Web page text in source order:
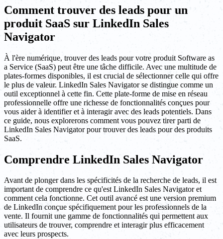
Comment trouver des leads pour un
produit SaaS sur LinkedIn Sales
Navigator
À l'ère numérique, trouver des leads pour votre produit Software as
a Service (SaaS) peut être une tâche difficile. Avec une multitude de
plates-formes disponibles, il est crucial de sélectionner celle qui offre
le plus de valeur. LinkedIn Sales Navigator se distingue comme un
outil exceptionnel à cette fin. Cette plate-forme de mise en réseau
professionnelle offre une richesse de fonctionnalités conçues pour
vous aider à identifier et à interagir avec des leads potentiels. Dans
ce guide, nous explorerons comment vous pouvez tirer parti de
LinkedIn Sales Navigator pour trouver des leads pour des produits
SaaS.
Comprendre LinkedIn Sales Navigator
Avant de plonger dans les spécificités de la recherche de leads, il est
important de comprendre ce qu'est LinkedIn Sales Navigator et
comment cela fonctionne. Cet outil avancé est une version premium
de LinkedIn conçue spécifiquement pour les professionnels de la
vente. Il fournit une gamme de fonctionnalités qui permettent aux
utilisateurs de trouver, comprendre et interagir plus efficacement
avec leurs prospects.